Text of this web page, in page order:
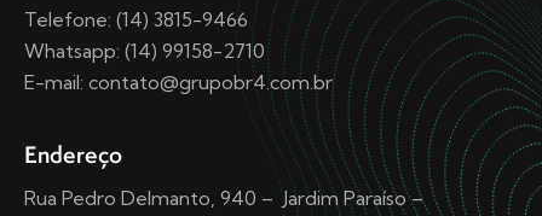
Telefone: (14) 3815-9466
Whatsapp: (14) 99158-2710
E-mail: contato@grupobr4.com.br
Endereço
Rua Pedro Delmanto, 940 – Jardim Paraíso –